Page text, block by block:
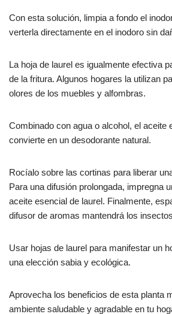
Con esta solución, limpia a fondo el
verterla directamente en el inodoro sin
La hoja de laurel es igualmente efectiva
de la fritura. Algunos hogares la utilizan
olores de los muebles y alfombras.
Combinado con agua o alcohol, el aceite
convierte en un desodorante natural.
Rocíalo sobre las cortinas para liberar
Para una difusión prolongada, impregna
aceite esencial de laurel. Finalmente,
difusor de aromas mantendrá los
Usar hojas de laurel para manifestar un
una elección sabia y ecológica.
Aprovecha los beneficios de esta planta
ambiente saludable y agradable en tu